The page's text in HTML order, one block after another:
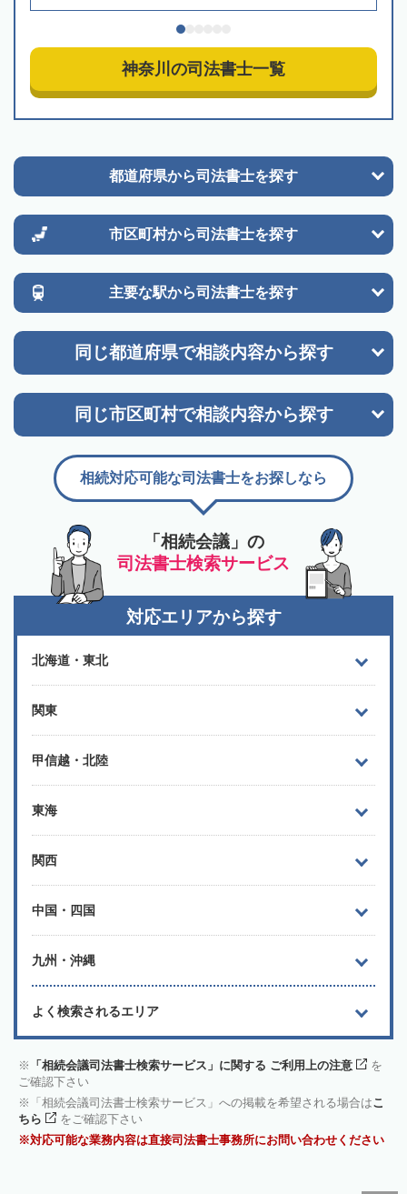
神奈川の司法書士一覧
都道府県から司法書士を探す
市区町村から司法書士を探す
主要な駅から司法書士を探す
同じ都道府県で相談内容から探す
同じ市区町村で相談内容から探す
「相続会議」の
司法書士検索サービス
相続対応可能な司法書士をお探しなら
対応エリアから探す
北海道・東北
関東
甲信越・北陸
東海
関西
中国・四国
九州・沖縄
よく検索されるエリア
「相続会議司法書士検索サービス」に関する ご利用上の注意
を
ご確認下さい
「相続会議司法書士検索サービス」への掲載を希望される場合はこ
ちら
をご確認下さい
対応可能な業務内容は直接司法書士事務所にお問い合わせください